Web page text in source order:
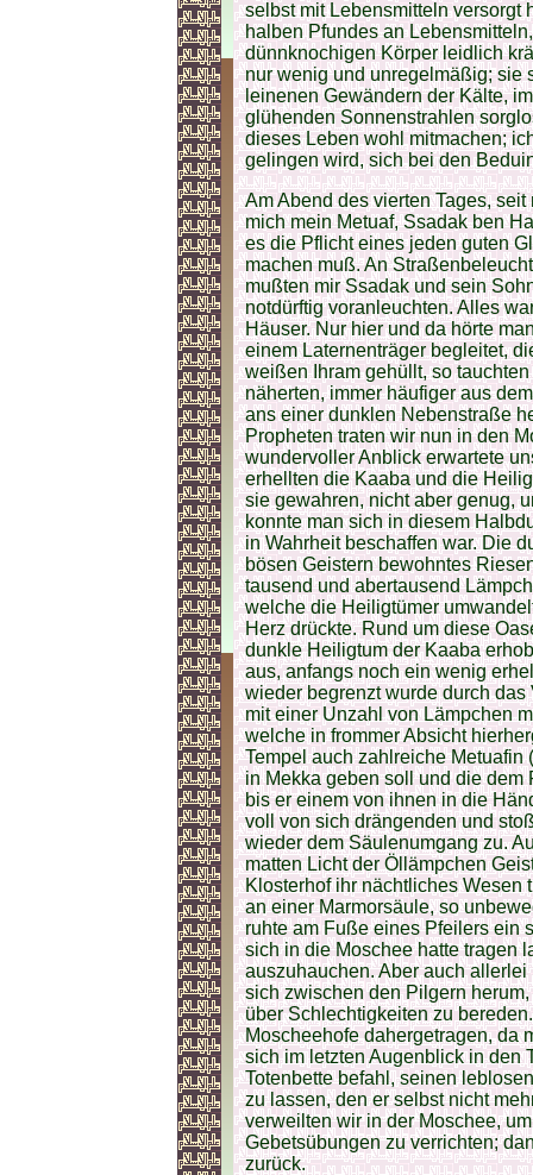
selbst mit Lebensmitteln versorgt
halben Pfundes an
dünnknochigen Körper leidlich
nur wenig und unregelmäßig; sie
leinenen Gewändern der Kälte,
glühenden Sonnenstrahlen
dieses Leben wohl mitmachen;
gelingen wird, sich bei den
Am Abend des vierten Tages,
mich mein Metuaf, Ssadak ben
es die Pflicht eines jeden guten
machen muß. An
mußten mir Ssadak und sein
notdürftig voranleuchten. Alles
Häuser. Nur hier und da hörte
einem Laternenträger begleitet,
weißen Ihram gehüllt, so
näherten, immer häufiger aus
ans einer dunklen Nebenstraße
Propheten traten wir nun in den
wundervoller Anblick erwartete
erhellten die Kaaba und die
sie gewahren, nicht aber genug,
konnte man sich in diesem
in Wahrheit beschaffen war. Die
bösen Geistern bewohntes
tausend und abertausend
welche die Heiligtümer
Herz drückte. Rund um diese
dunkle Heiligtum der Kaaba
aus, anfangs noch ein wenig
wieder begrenzt wurde durch
mit einer Unzahl von Lämpchen
welche in frommer Absicht
Tempel auch zahlreiche
in Mekka geben soll und die dem
bis er einem von ihnen in die
voll von sich drängenden und
wieder dem Säulenumgang zu.
matten Licht der Öllämpchen
Klosterhof ihr nächtliches
an einer Marmorsäule, so
ruhte am Fuße eines Pfeilers ein
sich in die Moschee hatte tragen
auszuhauchen. Aber auch
sich zwischen den Pilgern
über Schlechtigkeiten zu
Moscheehofe dahergetragen, da
sich im letzten Augenblick in den
Totenbette befahl, seinen
zu lassen, den er selbst nicht
verweilten wir in der Moschee,
Gebetsübungen zu verrichten;
zurück.